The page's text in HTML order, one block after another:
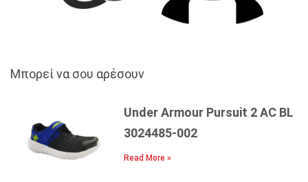
Μπορεί να σου αρέσουν
Under Armour Pursuit 2 AC BL
3024485-002
Read More »